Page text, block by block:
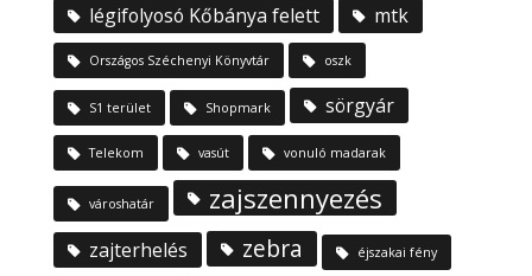
légifolyosó Kőbánya felett mtk
Országos Széchenyi Könyvtár oszk
S1 terület Shopmark sörgyár
Telekom vasút vonuló madarak
városhatár zajszennyezés
zajterhelés zebra éjszakai fény